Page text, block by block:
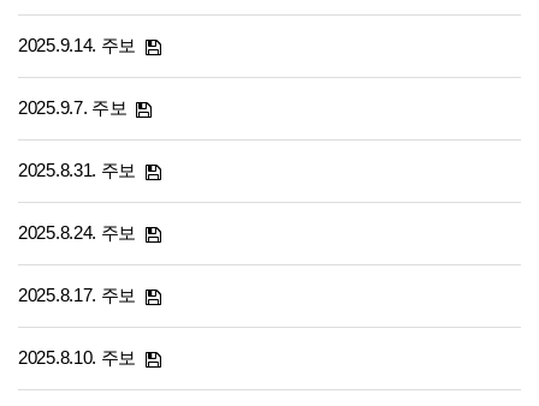
2025.9.14. 주보
2025.9.7. 주보
2025.8.31. 주보
2025.8.24. 주보
2025.8.17. 주보
2025.8.10. 주보